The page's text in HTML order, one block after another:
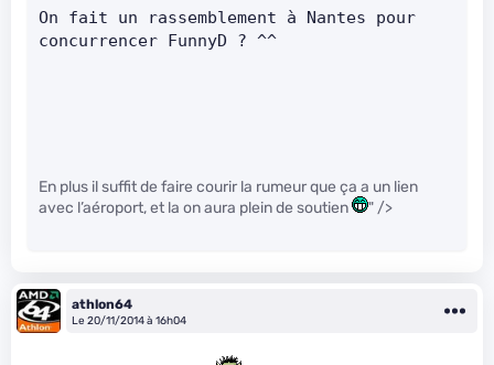
On fait un rassemblement à Nantes pour
concurrencer FunnyD ? ^^
En plus il suffit de faire courir la rumeur que ça a un lien
avec l’aéroport, et la on aura plein de soutien
" />
athlon64
Le 20/11/2014 à 16h04